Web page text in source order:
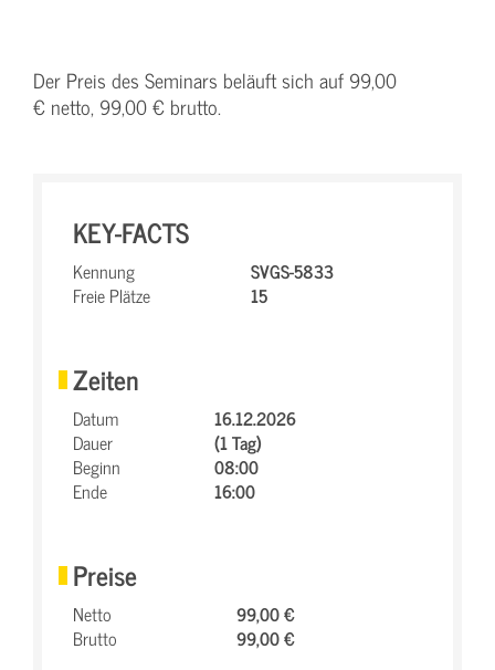
Der Preis des Seminars beläuft sich auf 99,00
€ netto, 99,00 € brutto.
KEY-FACTS
Kennung
SVGS-5833
Freie Plätze
15
Zeiten
Datum
16.12.2026
Dauer
(1 Tag)
Beginn
08:00
Ende
16:00
Preise
Netto
99,00 €
Brutto
99,00 €